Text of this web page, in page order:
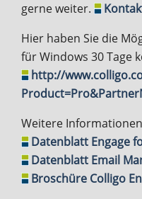
gerne weiter.
Hier haben Sie die
für Windows 30 Tage
http://
Weitere
Datenblatt Engage
Datenblatt Email
Broschüre Colligo